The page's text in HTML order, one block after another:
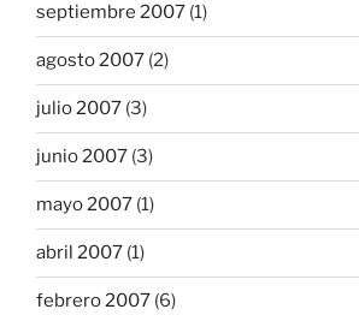
septiembre 2007 (1)
agosto 2007 (2)
julio 2007 (3)
junio 2007 (3)
mayo 2007 (1)
abril 2007 (1)
febrero 2007 (6)